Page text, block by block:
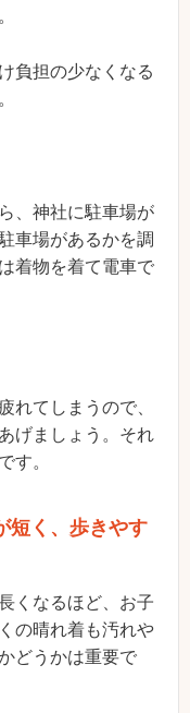
負担の少なくなる
、神社に駐車場が
車場があるかを調
着物を着て電車で
れてしまうので、
げましょう。それ
す。
短く、歩きやす
くなるほど、お子
の晴れ着も汚れや
どうかは重要で